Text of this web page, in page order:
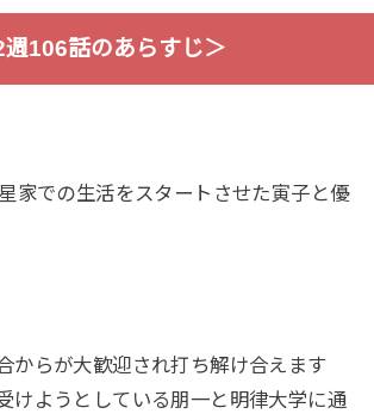
106話のあらすじ＞
家での生活をスタートさせた寅子と優
からが大歓迎され打ち解け合えます
けようとしている朋一と明律大学に通